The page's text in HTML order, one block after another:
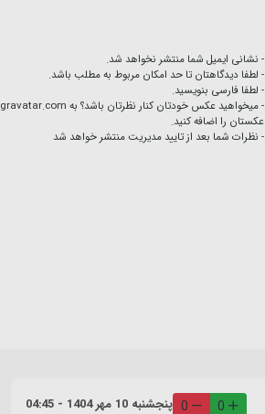
- نشانی ایمیل شما منتشر نخواهد شد.
- لطفا دیدگاهتان تا حد امکان مربوط به مطلب باشد.
- لطفا فارسی بنویسید.
- میخواهید عکس خودتان کنار نظرتان باشد؟ به gravatar.com
عکستان را اضافه کنید.
- نظرات شما بعد از تایید مدیریت منتشر خواهد شد
پنجشنبه 10 مهر 1404 - 04:45 0
0